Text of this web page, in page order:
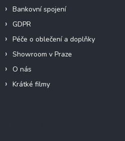
Bankovní spojení
GDPR
Péče o oblečení a doplňky
Showroom v Praze
O nás
Krátké filmy